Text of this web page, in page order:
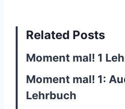
Related Posts
Moment mal! 1
Moment mal! 1:
Lehrbuch